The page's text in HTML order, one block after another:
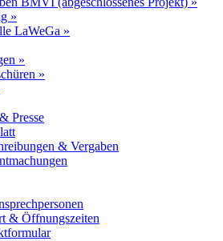
»
LaWeGa »
»
»
Presse
& Vergaben
& Öffnungszeiten